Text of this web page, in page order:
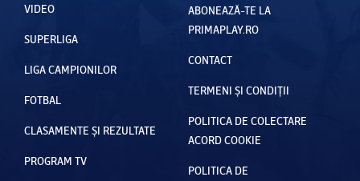
VIDEO
SUPERLIGA
LIGA CAMPIONILOR
FOTBAL
CLASAMENTE ȘI REZULTATE
PROGRAM TV
ABONEAZĂ-TE LA
PRIMAPLAY.RO
CONTACT
TERMENI ȘI CONDIȚII
POLITICA DE COLECTARE
ACORD COOKIE
POLITICA DE